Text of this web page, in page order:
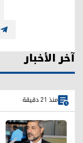
آخر الأخبار
منذ 21 دقيقة